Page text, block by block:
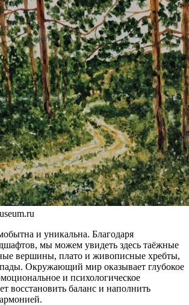
и уникальна. Благодаря
мы можем увидеть здесь таёжные
вершины, плато и живописные хребты,
Окружающий мир оказывает глубокое
и психологическое
восстановить баланс и наполнить